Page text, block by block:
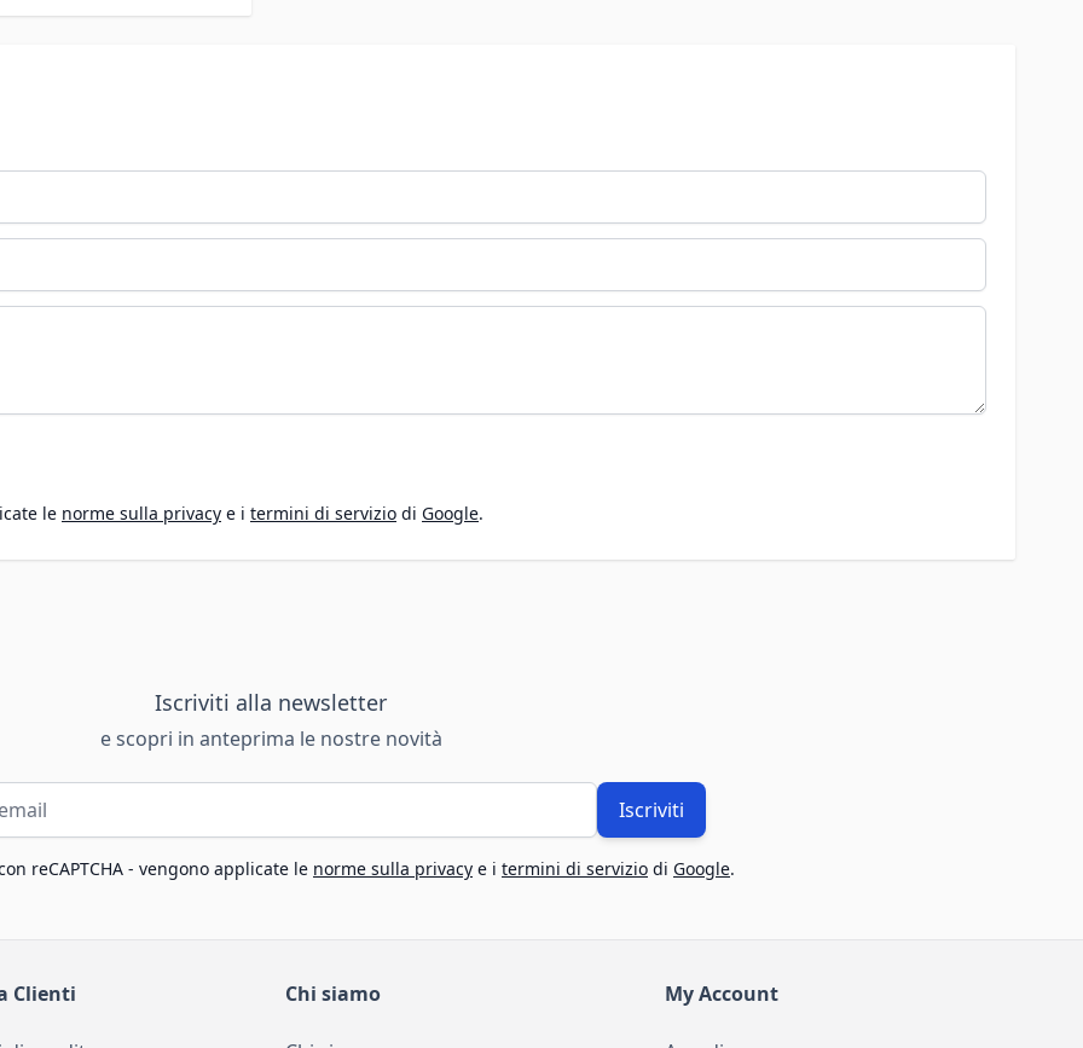
le norme sulla privacy e i termini di servizio di Google.
Iscriviti alla newsletter
e scopri in anteprima le nostre novità
Iscriviti
reCAPTCHA - vengono applicate le norme sulla privacy e i termini di servizio di Google.
Clienti Chi siamo My Account